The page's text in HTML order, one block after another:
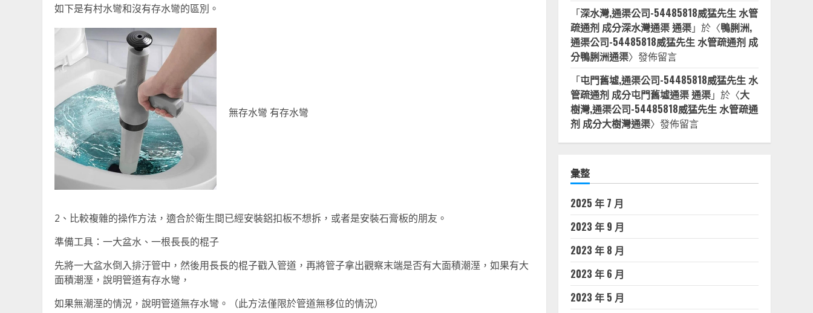
如下是有村水彎和沒有存水彎的區別。
無存水彎 有存水彎
2、比較複雜的操作方法，適合於衛生間已經安裝鋁扣板不想拆，或者是安裝石膏板的朋友。
準備工具：一大盆水、一根長長的棍子
先將一大盆水倒入排汙管中，然後用長長的棍子戳入管道，再將管子拿出觀察末端是否有大面積潮溼，如果有大
面積潮溼，說明管道有存水彎，
如果無潮溼的情況，說明管道無存水彎。（此方法僅限於管道無移位的情況）
「深水灣,通渠公司-54485818威猛先生 水管
疏通剂 成分深水灣通渠 通渠」於〈鴨脷洲,
通渠公司-54485818威猛先生 水管疏通剂 成
分鴨脷洲通渠〉發佈留言
「屯門舊墟,通渠公司-54485818威猛先生 水
管疏通剂 成分屯門舊墟通渠 通渠」於〈大
樹灣,通渠公司-54485818威猛先生 水管疏通
剂 成分大樹灣通渠〉發佈留言
彙整
2025 年 7 月
2023 年 9 月
2023 年 8 月
2023 年 6 月
2023 年 5 月